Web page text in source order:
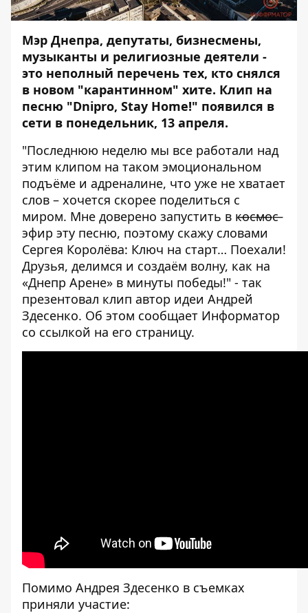
Мэр Днепра, депутаты, бизнесмены,
музыканты и религиозные деятели -
это неполный перечень тех, кто снялся
в новом "карантинном" хите. Клип на
песню "Dnipro, Stay Home!" появился в
сети в понедельник, 13 апреля.
"Последнюю неделю мы все работали над
этим клипом на таком эмоциональном
подъёме и адреналине, что уже не хватает
слов – хочется скорее поделиться с
миром. Мне доверено запустить в к̶о̶с̶м̶о̶с̶
эфир эту песню, поэтому скажу словами
Сергея Королёва: Ключ на старт… Поехали!
Друзья, делимся и создаём волну, как на
«Днепр Арене» в минуты победы!" - так
презентовал клип автор идеи Андрей
Здесенко. Об этом сообщает Информатор
со ссылкой на его страницу.
Помимо Андрея Здесенко в съемках
приняли участие: